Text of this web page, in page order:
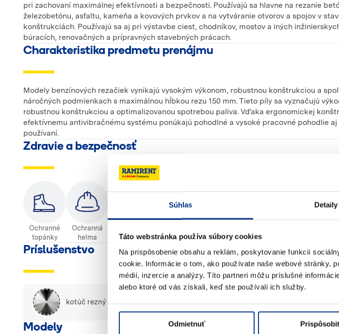
Súhlas Detaily
Táto webstránka používa súbory cookies
Na prispôsobenie obsahu a reklám, poskytovanie funkcií
cookie. Informácie o tom, ako používate naše webové stránky,
médií, inzercie a analýzy. Títo partneri môžu príslušné
alebo ktoré od vás získali, keď ste používali ich služby.
Odmietnuť
pri zachovaní maximálnej efektívnosti a bezpečnosti. Používajú sa hlavne na rezanie
železobetónu, asfaltu, kameňa a kovových prvkov a na vytváranie otvorov a spojov v
konštrukciách. Používajú sa aj pri výstavbe ciest, chodníkov, mostov a iných
búracích, renovačných a prípravných stavebných prácach.
Charakteristika predmetu prenájmu
Modely benzínových rezačiek vynikajú vysokým výkonom, robustnou konštrukciou a
náročných podmienkach s maximálnou hĺbkou rezu 150 mm. Tieto píly sa vyznačujú
robustnou konštrukciou a optimalizovanou spotrebou paliva. Vďaka ergonomickej
efektívnemu antivibračnému systému ponúkajú pohodlné a vysoké pracovné pohodlie
používaní.
Zdravie a bezpečnosť
Ochranné
topánky
Ochranná
helma
rukavice
okuliare
oblečenie
Príslušenstvo
kotúč rezný ø400 - 449 mm s DPH / mm Uskutočnite
Modely